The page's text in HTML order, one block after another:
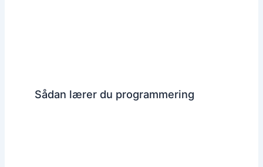
Sådan lærer du programmering